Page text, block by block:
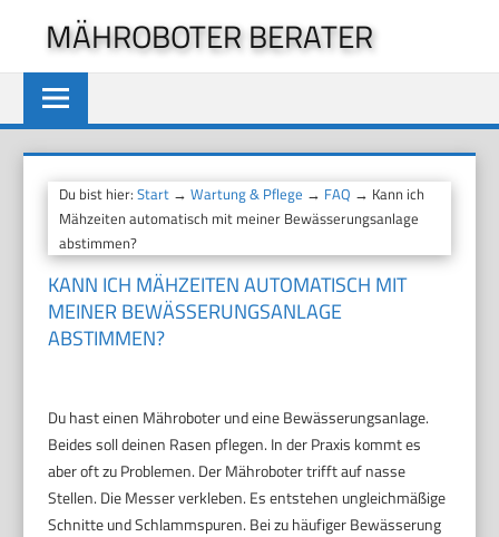
springen
MÄHROBOTER BERATER
Du bist hier:Start →Wartung & Pflege → FAQ → Kann ich
Mähzeiten automatisch mit meiner Bewässerungsanlage
abstimmen?
KANN ICH MÄHZEITEN AUTOMATISCH MIT
MEINER BEWÄSSERUNGSANLAGE
ABSTIMMEN?
Du hast einen Mähroboter und eine Bewässerungsanlage.
Beides soll deinen Rasen pflegen. In der Praxis kommt es
aber oft zu Problemen. Der Mähroboter trifft auf nasse
Stellen. Die Messer verkleben. Es entstehen ungleichmäßige
Schnitte und Schlammspuren. Bei zu häufiger Bewässerung